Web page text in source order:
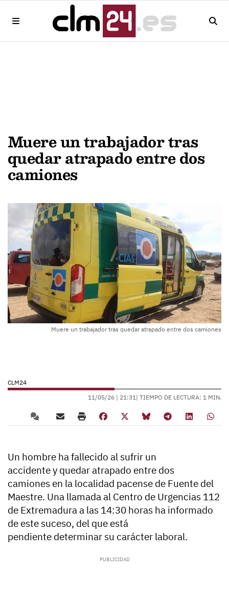
Muere un trabajador tras
quedar atrapado entre dos
camiones
Muere un trabajador tras quedar atrapado entre dos camiones
CLM24
11/05/26 | 21:31| TIEMPO DE LECTURA: 1 MIN.
Un hombre ha fallecido al sufrir un
accidente y quedar atrapado entre dos
camiones en la localidad pacense de Fuente del
Maestre. Una llamada al Centro de Urgencias 112
de Extremadura a las 14:30 horas ha informado
de este suceso, del que está
pendiente determinar su carácter laboral.